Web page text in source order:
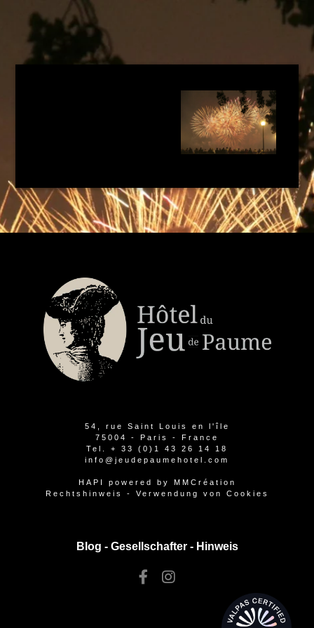
54, rue Saint Louis en l'île
75004 - Paris - France
Tel. + 33 (0)1 43 26 14 18
info@jeudepaumehotel.com
HAPI powered by MMCréation
Rechtshinweis
- Verwendung von Cookies
Blog - Gesellschafter- Hinweis